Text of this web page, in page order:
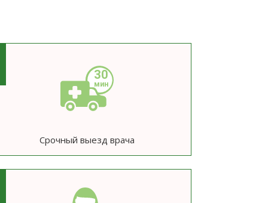
Срочный выезд врача